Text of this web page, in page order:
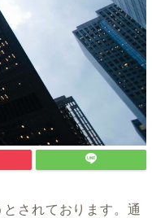
されております。通